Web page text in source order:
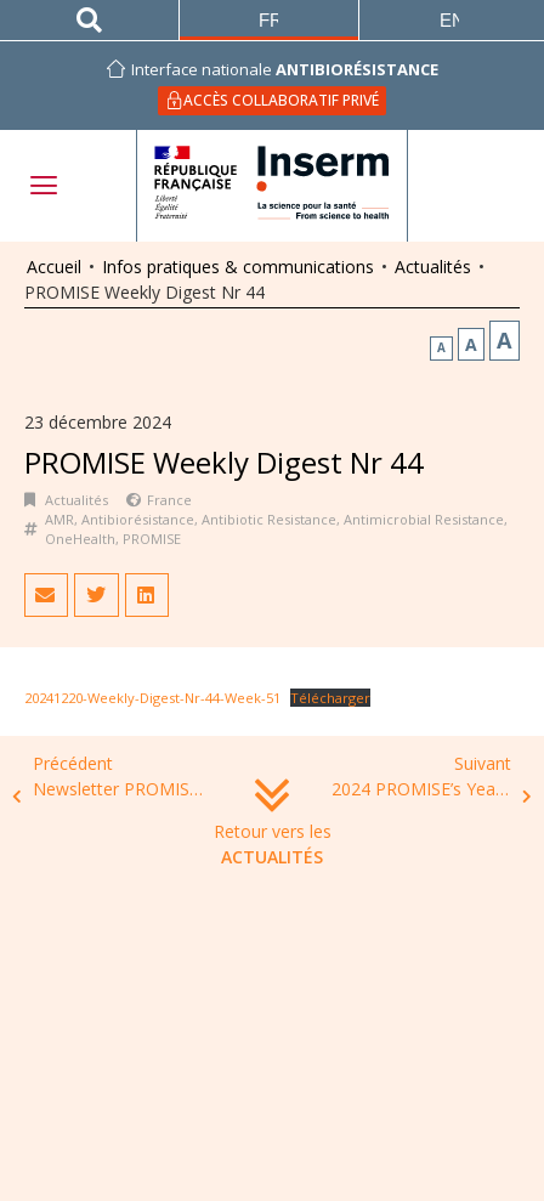
Interface nationale ANTIBIORÉSISTANCE
ACCÈS COLLABORATIF PRIVÉ
FRANÇAIS ENGLISH
Accueil • Infos pratiques & communications • Actualités •
PROMISE Weekly Digest Nr 44
A A A
23 décembre 2024
PROMISE Weekly Digest Nr 44
Actualités
France
AMR, Antibiorésistance, Antibiotic Resistance, Antimicrobial Resistance,
OneHealth, PROMISE
20241220-Weekly-Digest-Nr-44-Week-51 Télécharger
Précédent
Newsletter PROMISE N°35
Suivant
2024 PROMISE’s Year Digest – AMR & OneHealth
Retour vers les
ACTUALITÉS